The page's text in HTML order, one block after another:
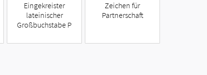
Eingekreister
lateinischer
Großbuchstabe P
Zeichen für
Partnerschaft